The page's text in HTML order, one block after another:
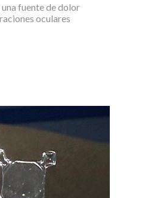
fuente de dolor
oculares